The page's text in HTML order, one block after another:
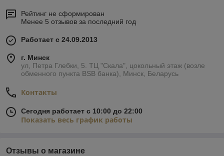
Рейтинг не сформирован
Менее 5 отзывов за последний год
Работает с 24.09.2013
г. Минск
ул, Петра Глебки, 5. ТЦ "Скала", цокольный этаж (возле
обменного пункта BSB банка), Минск, Беларусь
Контакты
Сегодня работает с 10:00 до 22:00
Показать весь график работы
Отзывы о магазине